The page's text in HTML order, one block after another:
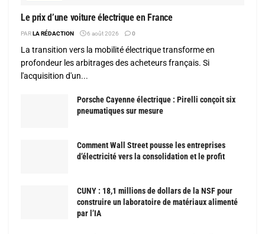
Le prix d’une voiture électrique en France
PARLA RÉDACTION 6 août 2026 0
La transition vers la mobilité électrique transforme en
profondeur les arbitrages des acheteurs français. Si
l'acquisition d'un...
Porsche Cayenne électrique : Pirelli conçoit six
pneumatiques sur mesure
Comment Wall Street pousse les entreprises
d’électricité vers la consolidation et le profit
CUNY : 18,1 millions de dollars de la NSF pour
construire un laboratoire de matériaux alimenté
par l’IA